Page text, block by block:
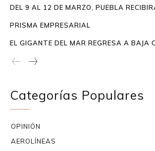
DEL 9 AL 12 DE MARZO, PUEBLA
PRISMA EMPRESARIAL
EL GIGANTE DEL MAR REGRESA A BAJA
Categorías Populares
OPINIÓN
AEROLÍNEAS